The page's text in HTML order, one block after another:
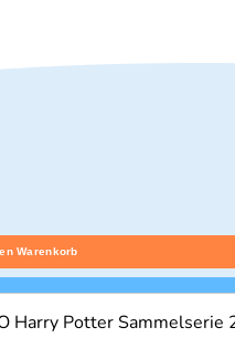
Warenkorb